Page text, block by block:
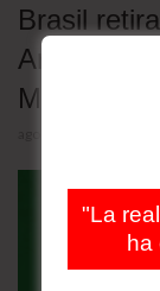
Brasil
Argentina
Milei
"La
ha